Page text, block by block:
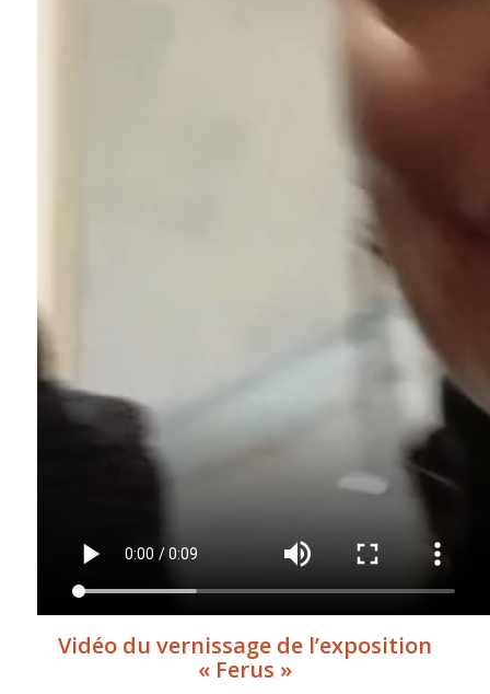
Vidéo du vernissage de l’exposition
« Ferus »